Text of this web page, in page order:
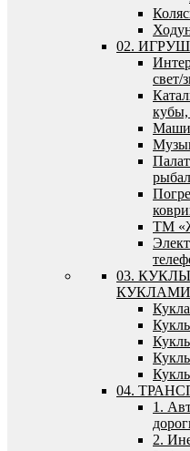
02.
свет/
ТМ
03.
КУКЛАМИ
04.
1.
2.